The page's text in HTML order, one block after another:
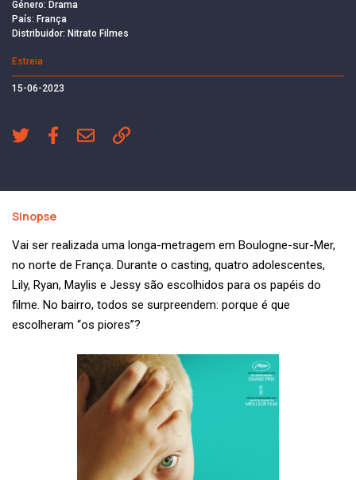
Género: Drama
País: França
Distribuidor: Nitrato Filmes
Estreia
15-06-2023
Sinopse
Vai ser realizada uma longa-metragem em Boulogne-sur-Mer,
no norte de França. Durante o casting, quatro adolescentes,
Lily, Ryan, Maylis e Jessy são escolhidos para os papéis do
filme. No bairro, todos se surpreendem: porque é que
escolheram “os piores”?